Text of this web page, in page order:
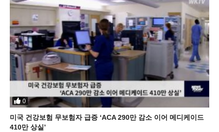
0
미국 건강보험 무보험자 급증 ‘ACA 290만 감소 이어 메디케이드
410만 상실’